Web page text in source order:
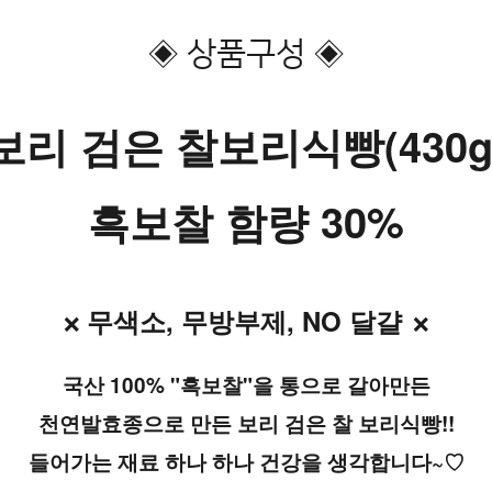
◈ 상품구성 ◈
리 검은 찰보리식빵
흑보찰 함량 30%
❌ 무색소, 무방부제, NO 달걀
  ❌
국산 100% "흑보찰"을 통으로 갈아만든
천연발효종으로 만든 보리 검은 찰 보리식빵!!
들어가는 재료 하나 하나 건강을 생각합니다~♡